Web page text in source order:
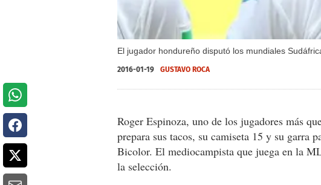
El jugador hondureño disputó los mundiales
2016-01-19 GUSTAVO ROCA
Roger Espinoza, uno de los jugadores más
prepara sus tacos, su camiseta 15 y su garra
Bicolor. El mediocampista que juega en la
la selección.